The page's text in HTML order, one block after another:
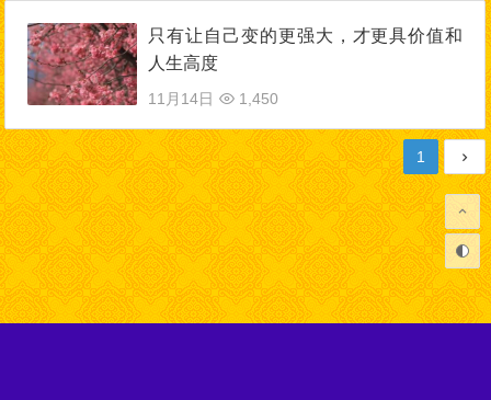
只有让自己变的更强大，才更具价值和
人生高度
11月14日 1,450
1